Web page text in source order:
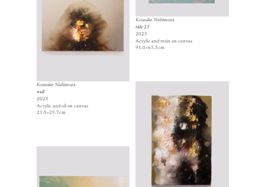
Kousuke Nishimura
null
2025
Acrylic and oil on canvas
21.0×29.7cm
Kousuke Nishimura
tide 25
2025
Acrylic and resin on canvas
91.0×65.5cm